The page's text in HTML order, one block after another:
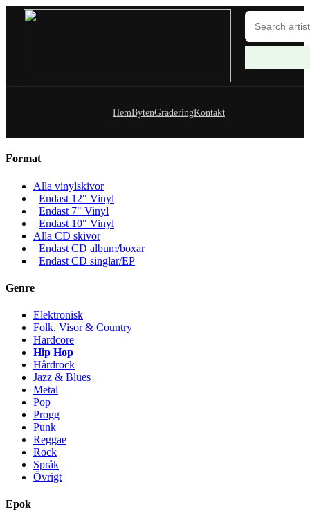
HemBytenGraderingKontakt
Format
Alla vinylskivor
Endast 12" Vinyl
Endast 7" Vinyl
Endast 10" Vinyl
Alla CD skivor
Endast CD album/boxar
Endast CD singlar/EP
Genre
Elektronisk
Folk, Visor & Country
Hardcore
Hip Hop
Hårdrock
Jazz & Blues
Metal
Pop
Progg
Punk
Reggae
Rock
Språk
Övrigt
Epok